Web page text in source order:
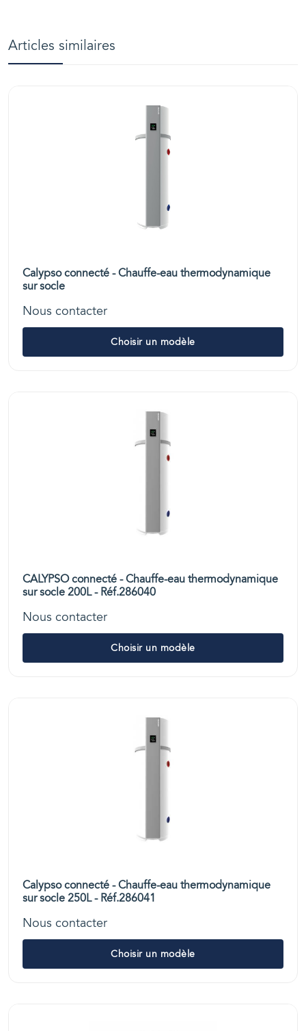
Articles similaires
Calypso connecté - Chauffe-eau thermodynamique
sur socle
Nous contacter
Choisir un modèle
CALYPSO connecté - Chauffe-eau thermodynamique
sur socle 200L - Réf.286040
Nous contacter
Choisir un modèle
Calypso connecté - Chauffe-eau thermodynamique
sur socle 250L - Réf.286041
Nous contacter
Choisir un modèle